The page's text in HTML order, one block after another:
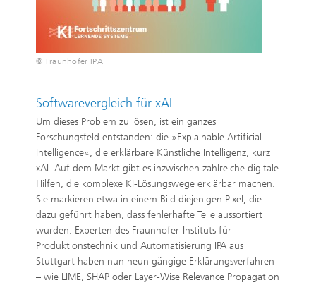
© Fraunhofer IPA
Softwarevergleich für xAI
Um dieses Problem zu lösen, ist ein ganzes
Forschungsfeld entstanden: die »Explainable Artificial
Intelligence«, die erklärbare Künstliche Intelligenz, kurz
xAI. Auf dem Markt gibt es inzwischen zahlreiche digitale
Hilfen, die komplexe KI-Lösungswege erklärbar machen.
Sie markieren etwa in einem Bild diejenigen Pixel, die
dazu geführt haben, dass fehlerhafte Teile aussortiert
wurden. Experten des Fraunhofer-Instituts für
Produktionstechnik und Automatisierung IPA aus
Stuttgart haben nun neun gängige Erklärungsverfahren
– wie LIME, SHAP oder Layer-Wise Relevance Propagation